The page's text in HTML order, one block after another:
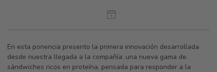
En esta ponencia presento la primera innovación desarrollada
desde nuestra llegada a la compañía: una nueva gama de
sándwiches ricos en proteína, pensada para responder a la